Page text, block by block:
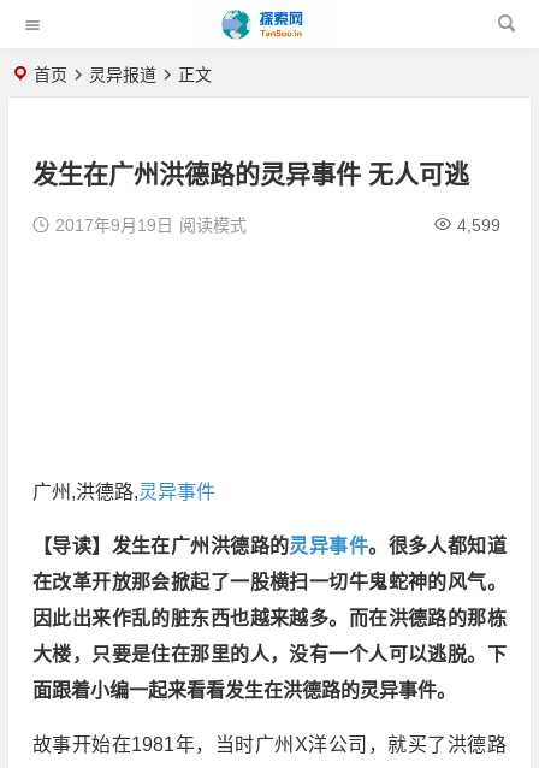
首页 灵异报道 正文
发生在广州洪德路的灵异事件 无人可逃
2017年9月19日 4,599
阅读模式
广州,洪德路,灵异事件
【导读】发生在广州洪德路的灵异事件。很多人都知道
在改革开放那会掀起了一股横扫一切牛鬼蛇神的风气。
因此出来作乱的脏东西也越来越多。而在洪德路的那栋
大楼，只要是住在那里的人，没有一个人可以逃脱。下
面跟着小编一起来看看发生在洪德路的灵异事件。
故事开始在1981年，当时广州X洋公司，就买了洪德路